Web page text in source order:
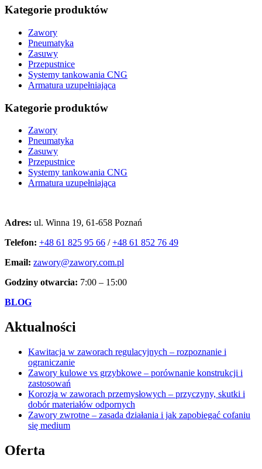
Kategorie produktów
Zawory
Pneumatyka
Zasuwy
Przepustnice
Systemy tankowania CNG
Armatura uzupełniająca
Kategorie produktów
Zawory
Pneumatyka
Zasuwy
Przepustnice
Systemy tankowania CNG
Armatura uzupełniająca
Adres: ul. Winna 19, 61-658 Poznań
Telefon: +48 61 825 95 66 /+48 61 852 76 49
Email: zawory@zawory.com.pl
Godziny otwarcia: 7:00 – 15:00
BLOG
Aktualności
Kawitacja w zaworach regulacyjnych – rozpoznanie i
ograniczanie
Zawory kulowe vs grzybkowe – porównanie konstrukcji i
zastosowań
Korozja w zaworach przemysłowych – przyczyny, skutki i
dobór materiałów odpornych
Zawory zwrotne – zasada działania i jak zapobiegać cofaniu
się medium
Oferta